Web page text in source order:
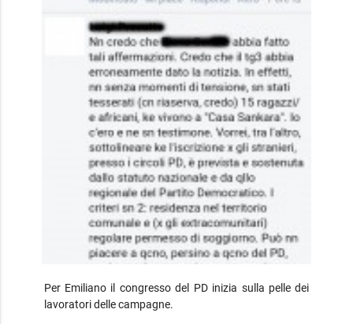
Per Emiliano il congresso del PD inizia sulla pelle dei
lavoratori delle campagne.